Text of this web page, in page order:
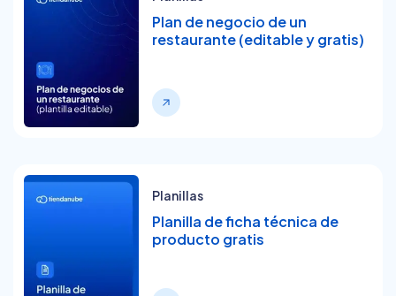
Plan de negocio de un
restaurante (editable y gratis)
Planillas
Planilla de ficha técnica de
producto gratis